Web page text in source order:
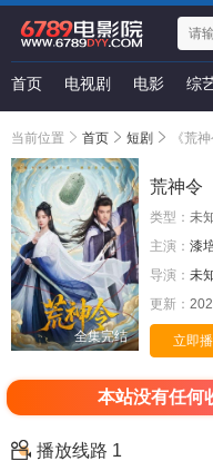
首页 电视剧 电影 综
当前位置 首页 短剧 《荒神
全集完结
荒神令
类型： 未
主演： 漆
导演： 未
更新：
立即
本站没有任何
播放线路 1